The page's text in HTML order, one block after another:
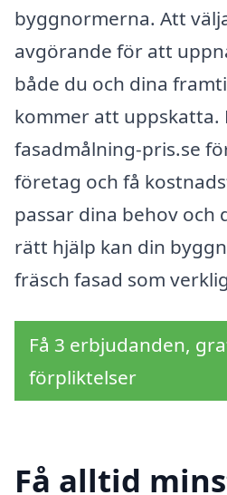
byggnormerna. Att
avgörande för att
både du och dina
kommer att uppskatta.
fasadmålning-pris.se
företag och få
passar dina behov och
rätt hjälp kan din
fräsch fasad som
Få 3 erbjudanden,
förpliktelser
Få alltid